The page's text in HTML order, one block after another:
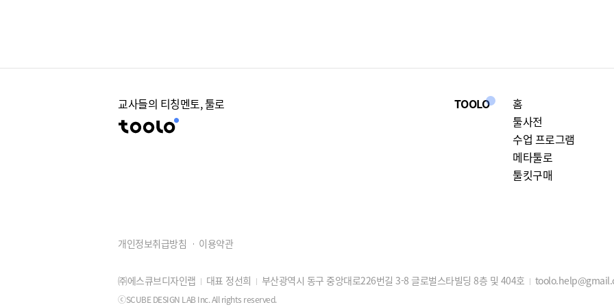
교사들의 티칭멘토, 툴로 TOOLO
홈
툴사전
수업 프로그램
메타툴로
툴킷구매
개인정보취급방침 이용약관
㈜에스큐브디자인랩 대표 정선희 부산광역시 동구 중앙대로226번길 3-8 글로벌스타빌딩 8층 및 404호
ⓒSCUBE DESIGN LAB Inc. All rights reserved.